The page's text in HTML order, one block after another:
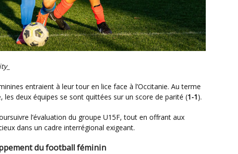
les deux équipes se sont quittées sur un score de parité (1-1).
dans un cadre interrégional exigeant.
du football féminin